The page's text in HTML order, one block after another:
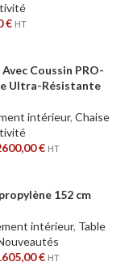
€ HT
Coussin PRO-
Ultra-Résistante
intérieur, Chaise
€ HT
152 cm
intérieur, Table
€ HT